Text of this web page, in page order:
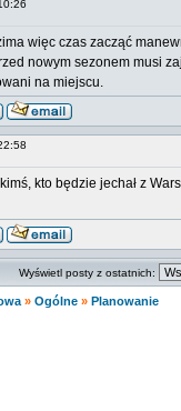
więc czas zacząć
nowym sezonem musi
na miejscu.
kto będzie jechał z
Wyświetl posty z ostatnich:
» Ogólne » Planowanie